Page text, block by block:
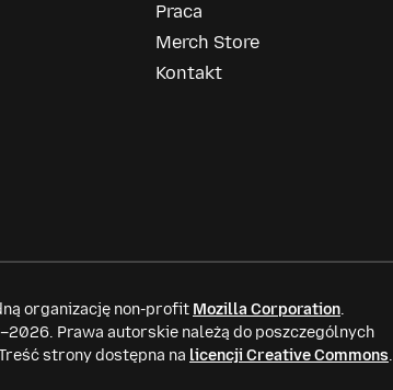
Praca
Merch Store
Kontakt
organizację non-profit Mozilla Corporation.
Prawa autorskie należą do poszczególnych
strony dostępna na licencji Creative Commons.